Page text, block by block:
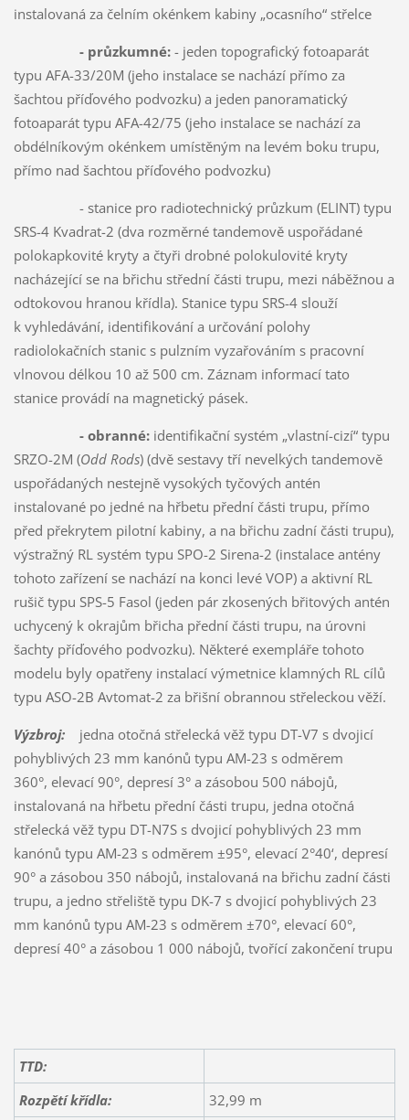
instalovaná za čelním okénkem kabiny „ocasního“ střelce
- průzkumné:- jeden topografický fotoaparát
typu AFA-33/20M (jeho instalace se nachází přímo za
šachtou příďového podvozku) a jeden panoramatický
fotoaparát typu AFA-42/75 (jeho instalace se nachází za
obdélníkovým okénkem umístěným na levém boku trupu,
přímo nad šachtou příďového podvozku)
- stanice pro radiotechnický průzkum (ELINT) typu
SRS-4 Kvadrat-2 (dva rozměrné tandemově uspořádané
polokapkovité kryty a čtyři drobné polokulovité kryty
nacházející se na břichu střední části trupu, mezi náběžnou a
odtokovou hranou křídla). Stanice typu SRS-4 slouží
k vyhledávání, identifikování a určování polohy
radiolokačních stanic s pulzním vyzařováním s pracovní
vlnovou délkou 10 až 500 cm. Záznam informací tato
stanice provádí na magnetický pásek.
- obranné:identifikační systém „vlastní-cizí“ typu
SRZO-2M (Odd Rods) (dvě sestavy tří nevelkých tandemově
uspořádaných nestejně vysokých tyčových antén
instalované po jedné na hřbetu přední části trupu, přímo
před překrytem pilotní kabiny, a na břichu zadní části trupu),
výstražný RL systém typu SPO-2 Sirena-2 (instalace antény
tohoto zařízení se nachází na konci levé VOP) a aktivní RL
rušič typu SPS-5 Fasol (jeden pár zkosených břitových antén
uchycený k okrajům břicha přední části trupu, na úrovni
šachty příďového podvozku). Některé exempláře tohoto
modelu byly opatřeny instalací výmetnice klamných RL cílů
typu ASO-2B Avtomat-2 za břišní obrannou střeleckou věží.
Výzbroj:jedna otočná střelecká věž typu DT-V7 s dvojicí
pohyblivých 23 mm kanónů typu AM-23 s odměrem
360°, elevací 90°, depresí 3° a zásobou 500 nábojů,
instalovaná na hřbetu přední části trupu, jedna otočná
střelecká věž typu DT-N7S s dvojicí pohyblivých 23 mm
kanónů typu AM-23 s odměrem ±95°, elevací 2°40‘, depresí
90° a zásobou 350 nábojů, instalovaná na břichu zadní části
trupu, a jedno střeliště typu DK-7 s dvojicí pohyblivých 23
mm kanónů typu AM-23 s odměrem ±70°, elevací 60°,
depresí 40° a zásobou 1 000 nábojů, tvořící zakončení trupu
TTD:
Rozpětí křídla:
32,99 m